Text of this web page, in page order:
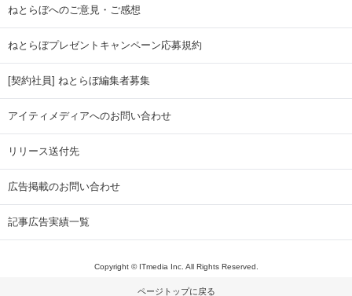
ねとらぼへのご意見・ご感想
ねとらぼプレゼントキャンペーン応募規約
[契約社員] ねとらぼ編集者募集
アイティメディアへのお問い合わせ
リリース送付先
広告掲載のお問い合わせ
記事広告実績一覧
Copyright © ITmedia Inc. All Rights Reserved.
ページトップに戻る